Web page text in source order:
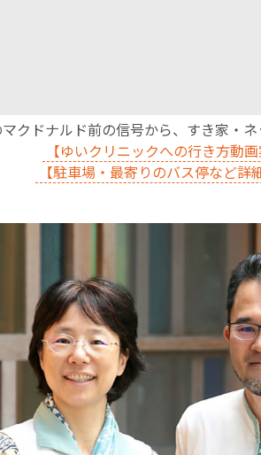
クドナルド前の信号から、すき家・
【ゆいクリニックへの行き方動画
【駐車場・最寄りのバス停など詳